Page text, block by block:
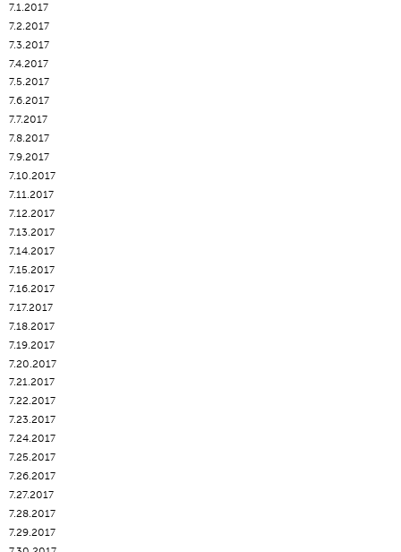
7.1.2017
7.2.2017
7.3.2017
7.4.2017
7.5.2017
7.6.2017
7.7.2017
7.8.2017
7.9.2017
7.10.2017
7.11.2017
7.12.2017
7.13.2017
7.14.2017
7.15.2017
7.16.2017
7.17.2017
7.18.2017
7.19.2017
7.20.2017
7.21.2017
7.22.2017
7.23.2017
7.24.2017
7.25.2017
7.26.2017
7.27.2017
7.28.2017
7.29.2017